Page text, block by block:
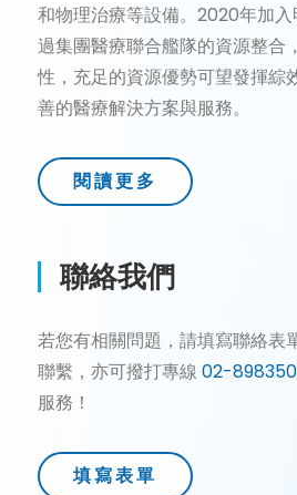
和物理治療等設備。2020年加
過集團醫療聯合艦隊的資源整合
性，充足的資源優勢可望發揮綜
善的醫療解決方案與服務。
閱讀更多
聯絡我們
若您有相關問題，請填寫聯絡表
聯繫，亦可撥打專線 02-
服務！
填寫表單